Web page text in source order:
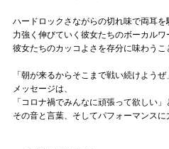
ハードロックさながらの切れ味で両耳を
力強く伸びていく彼女たちのボーカルワ
彼女たちのカッコよさを存分に味わうこ
「朝が来るからそこまで戦い続けよう
メッセージは、
「コロナ禍でみんなに頑張って欲しい
その音と言葉、そしてパフォーマンスに